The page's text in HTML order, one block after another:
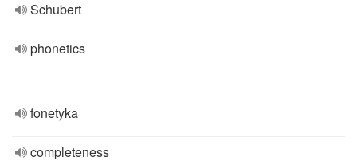
Schubert
phonetics
fonetyka
completeness